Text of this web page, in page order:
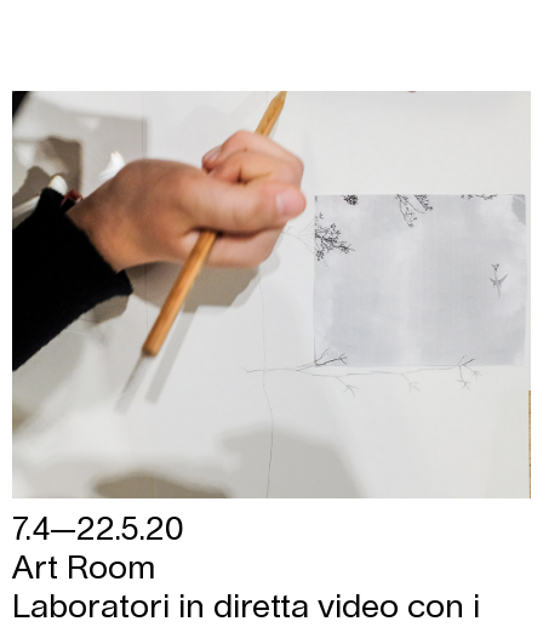
7.4—22.5.20
Art Room
Laboratori in diretta video con i